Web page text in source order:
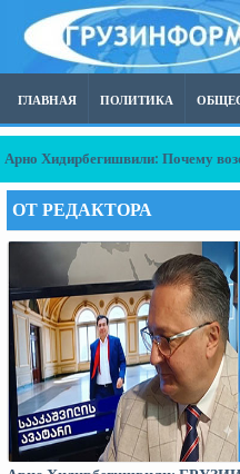
ГЛАВНАЯ ПОЛИТИКА
Арно Хидирбегишвили: ГРУЗИИ
ОТ РЕДАКТОРА